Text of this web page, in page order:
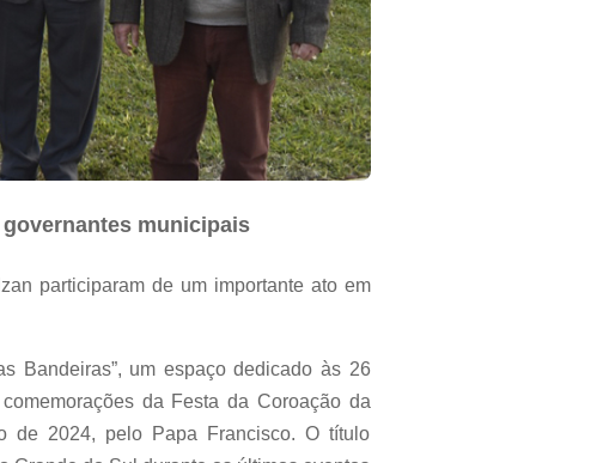
municipais
participaram de um importante ato em
Bandeiras”, um espaço dedicado às 26
da Festa da Coroação da
de 2024, pelo Papa Francisco. O título